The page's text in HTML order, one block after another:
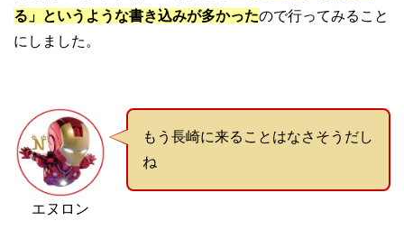
る」というような書き込みが多かったので行ってみること
にしました。
エヌロン
もう長崎に来ることはなさそうだし
ね